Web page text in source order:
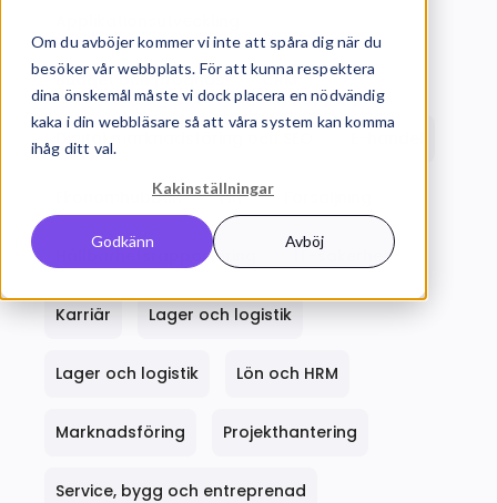
Om du avböjer kommer vi inte att spåra dig när du
besöker vår webbplats. För att kunna respektera
dina önskemål måste vi dock placera en nödvändig
kaka i din webbläsare så att våra system kan komma
ihåg ditt val.
Kakinställningar
Godkänn Avböj
Budget och prognos CRM
Digital marknadsföring och SEO
Ekonomhubben ERP
Hållbarhetsrapportering IT-säkerhet
Karriär Lager och logistik
Lager och logistik Lön och HRM
Marknadsföring Projekthantering
Service, bygg och entreprenad